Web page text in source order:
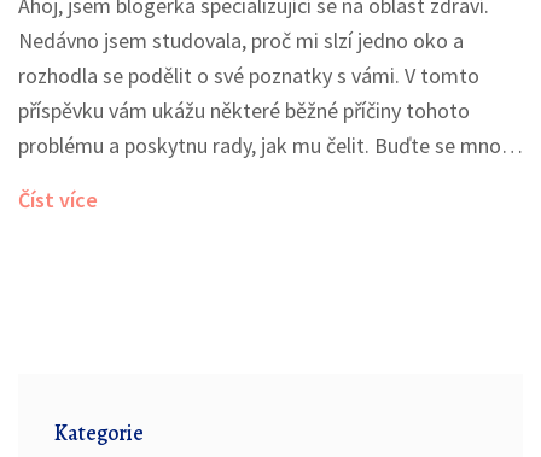
Ahoj, jsem blogerka specializující se na oblast zdraví.
Nedávno jsem studovala, proč mi slzí jedno oko a
rozhodla se podělit o své poznatky s vámi. V tomto
příspěvku vám ukážu některé běžné příčiny tohoto
problému a poskytnu rady, jak mu čelit. Buďte se mnou,
Číst více
Kategorie